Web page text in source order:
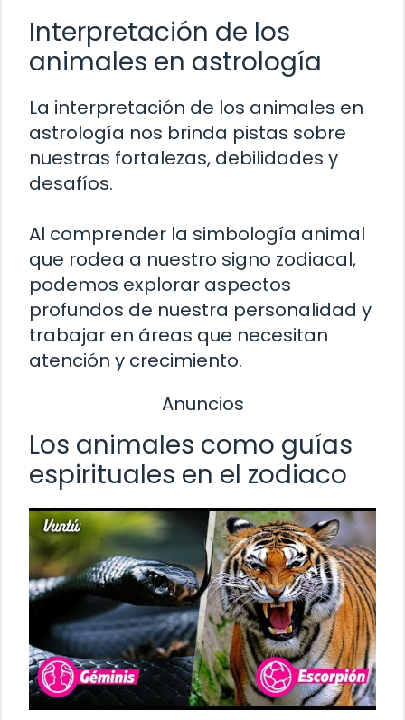
Interpretación de los
animales en astrología
La interpretación de los animales en
astrología nos brinda pistas sobre
nuestras fortalezas, debilidades y
desafíos.
Al comprender la simbología animal
que rodea a nuestro signo zodiacal,
podemos explorar aspectos
profundos de nuestra personalidad y
trabajar en áreas que necesitan
atención y crecimiento.
Anuncios
Los animales como guías
espirituales en el zodiaco